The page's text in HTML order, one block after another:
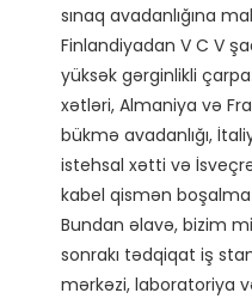
sınaq avadanlığına
Finlandiyadan V C V
yüksək gərginlikli
xətləri, Almaniya və
bükmə avadanlığı,
istehsal xətti və
kabel qismən
Bundan əlavə, bizim
sonrakı tədqiqat iş
mərkəzi, laboratoriya